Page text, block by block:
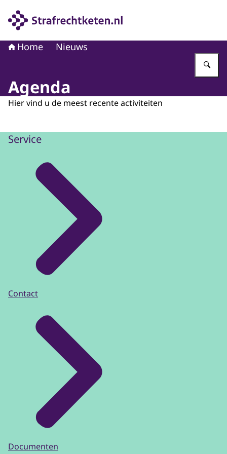
Home Nieuws
Agenda
Hier vind u de meest recente activiteiten
Service
Contact
Documenten